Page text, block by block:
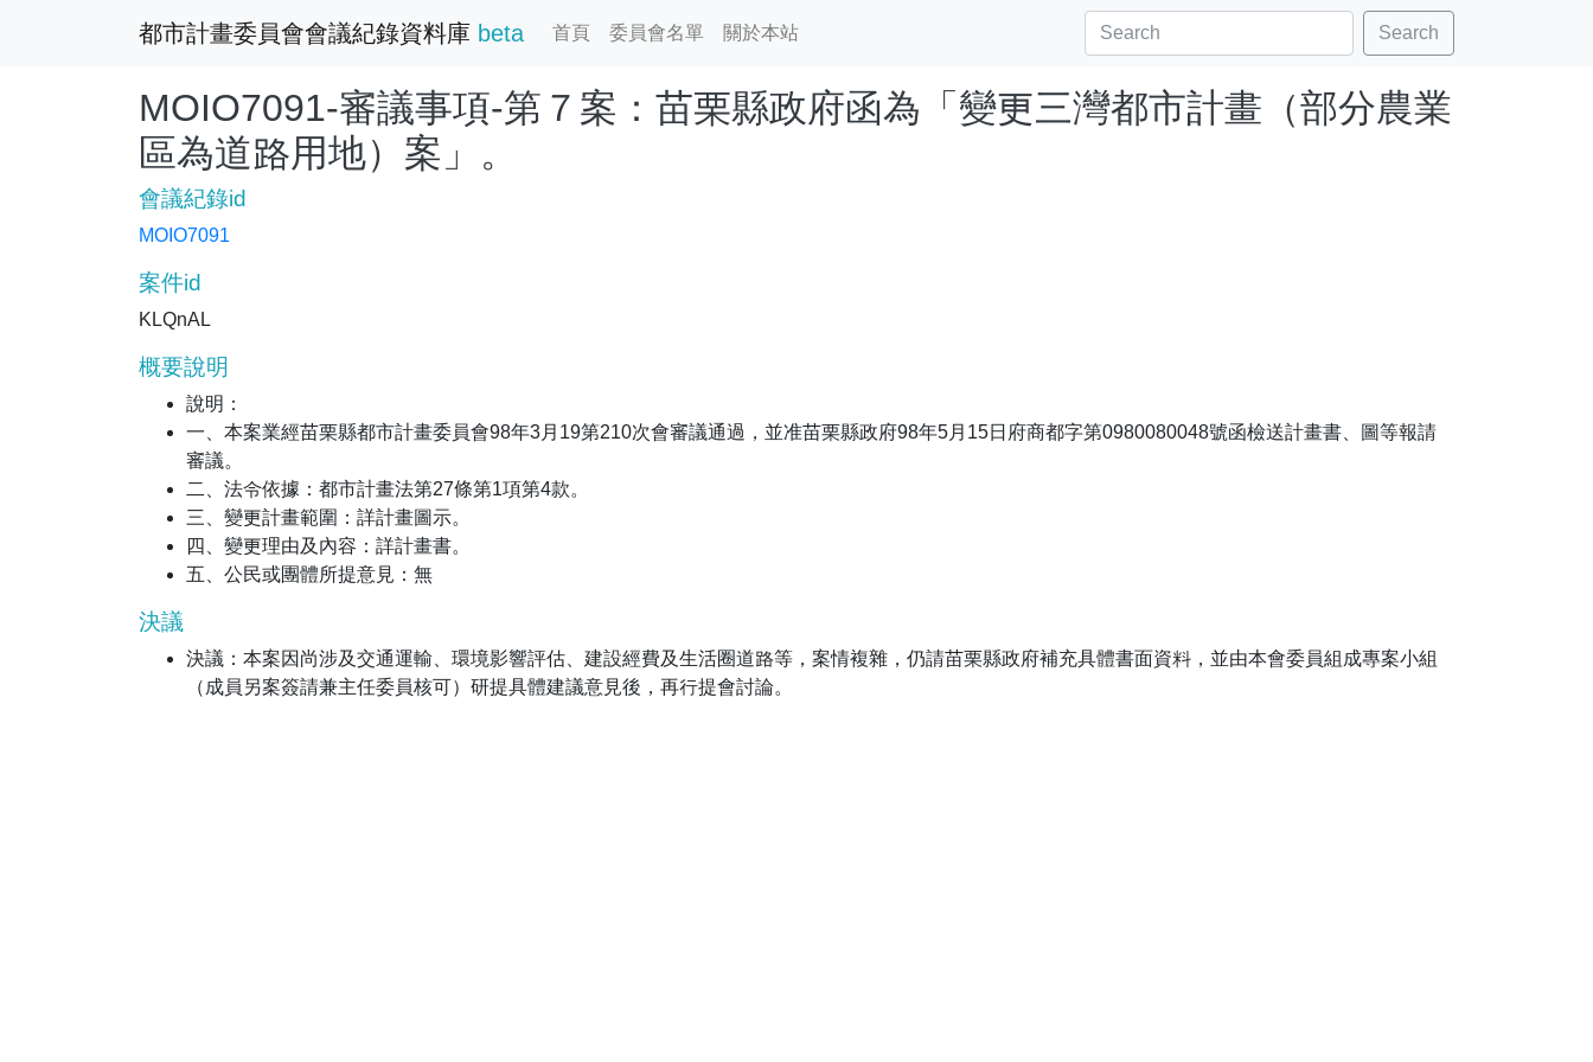
都市計畫委員會會議紀錄資料庫 beta 首頁 委員會名單 關於本站 Search
MOIO7091-審議事項-第７案：苗栗縣政府函為「變更三灣都市計畫（部分農業
區為道路用地）案」。
會議紀錄id
MOIO7091
案件id
KLQnAL
概要說明
說明：
一、本案業經苗栗縣都市計畫委員會98年3月19第210次會審議通過，並准苗栗縣政府98年5月15日府商都字第0980080048號函檢送計畫書、圖等報請
審議。
二、法令依據：都市計畫法第27條第1項第4款。
三、變更計畫範圍：詳計畫圖示。
四、變更理由及內容：詳計畫書。
五、公民或團體所提意見：無
決議
決議：本案因尚涉及交通運輸、環境影響評估、建設經費及生活圈道路等，案情複雜，仍請苗栗縣政府補充具體書面資料，並由本會委員組成專案小組
（成員另案簽請兼主任委員核可）研提具體建議意見後，再行提會討論。